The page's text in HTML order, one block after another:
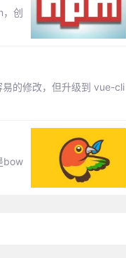
，创
的修改，但升级到 vue-cli
bow